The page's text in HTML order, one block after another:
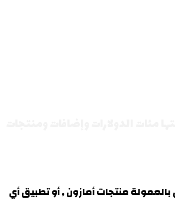
منتجات أمازون , أو تطبيق أي